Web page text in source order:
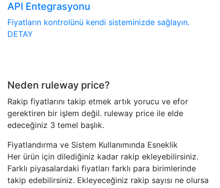
API Entegrasyonu
Fiyatların kontrolünü kendi sisteminizde sağlayın.
DETAY
Neden ruleway price?
Rakip fiyatlarını takip etmek artık yorucu ve efor
gerektiren bir işlem değil. ruleway price ile elde
edeceğiniz 3 temel başlık.
Fiyatlandırma ve Sistem Kullanımında Esneklik
Her ürün için dilediğiniz kadar rakip ekleyebilirsiniz.
Farklı piyasalardaki fiyatları farklı para birimlerinde
takip edebilirsiniz. Ekleyeceğiniz rakip sayısı ne olursa